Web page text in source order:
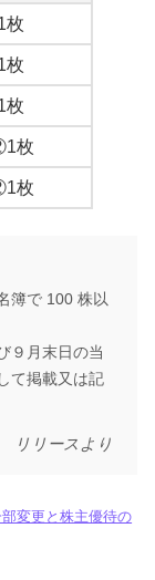
枚
枚
枚
枚
枚
簿で 100 株以
９月末日の当
て掲載又は記
リリースより
変更と株主優待の